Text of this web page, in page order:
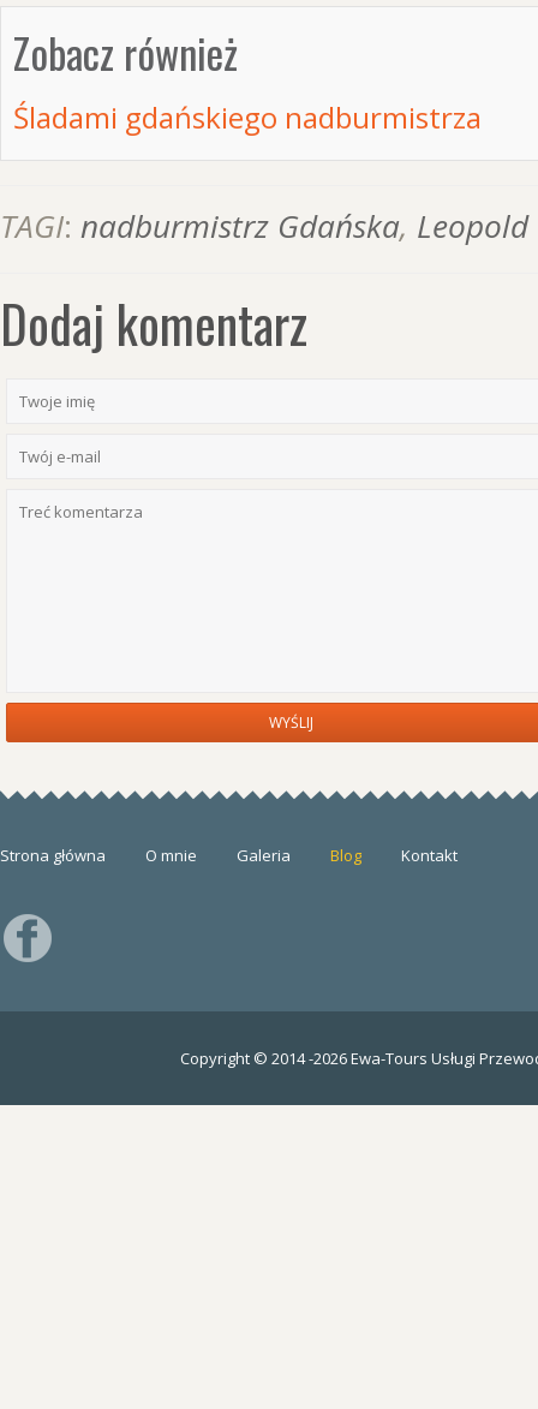
Zobacz również
Śladami gdańskiego nadburmistrza
TAGI: nadburmistrz Gdańska,
Dodaj komentarz
Strona główna O mnie Galeria Blog Kontakt
Copyright © 2014 -2026 Ewa-Tours Usługi